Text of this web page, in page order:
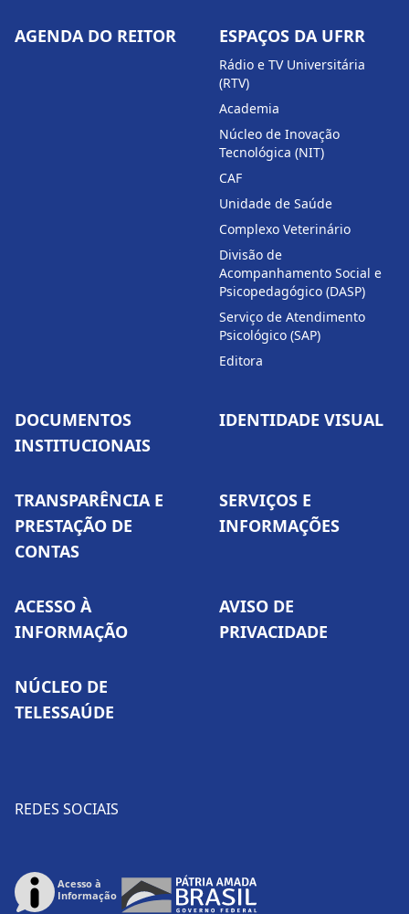
AGENDA DO REITOR ESPAÇOS DA UFRR
Rádio e TV Universitária
(RTV)
Academia
Núcleo de Inovação
Tecnológica (NIT)
CAF
Unidade de Saúde
Complexo Veterinário
Divisão de
Acompanhamento Social e
Psicopedagógico (DASP)
Serviço de Atendimento
Psicológico (SAP)
Editora
DOCUMENTOS
INSTITUCIONAIS
IDENTIDADE VISUAL
TRANSPARÊNCIA E
PRESTAÇÃO DE
CONTAS
SERVIÇOS E
INFORMAÇÕES
ACESSO À
INFORMAÇÃO
AVISO DE
PRIVACIDADE
NÚCLEO DE
TELESSAÚDE
REDES SOCIAIS